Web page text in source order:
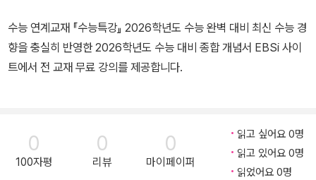
수능 연계교재 『수능특강』 2026학년도 수능 완벽 대비 최신 수능 경
향을 충실히 반영한 2026학년도 수능 대비 종합 개념서 EBSi 사이
트에서 전 교재 무료 강의를 제공합니다.
0
100자평
0
리뷰
0
마이페이퍼
읽고 싶어요 0명
읽고 있어요 0명
읽었어요 0명